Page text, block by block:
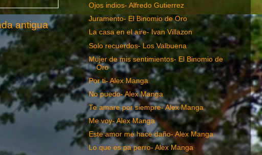
antigua
Ojos indios- Alfredo Gutierrez
Juramento- El Binomio de Oro
La casa en el aire- Ivan Villazon
Solo recuerdos- Los Valbuena
Mujer de mis sentimientos- El Binomio de
Oro
Por ti- Alex Manga
No puedo- Alex Manga
Te amare por siempre- Alex Manga
Me voy- Alex Manga
Este amor me hace daño- Alex Manga
Lo que es pa perro- Alex Manga